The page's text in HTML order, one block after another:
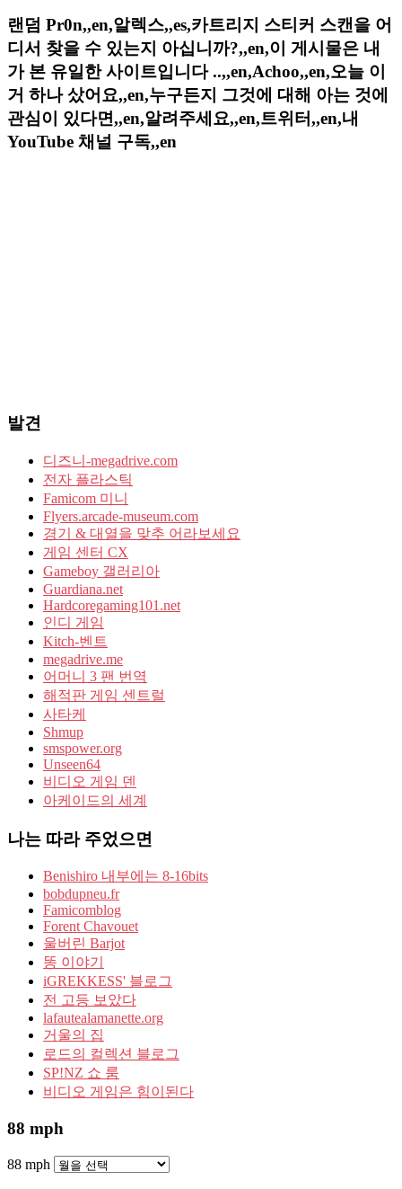
랜덤 Pr0n,,en,알렉스,,es,카트리지 스티커 스캔을 어
디서 찾을 수 있는지 아십니까?,,en,이 게시물은 내
가 본 유일한 사이트입니다 ..,,en,Achoo,,en,오늘 이
거 하나 샀어요,,en,누구든지 그것에 대해 아는 것에
관심이 있다면,,en,알려주세요,,en,트위터,,en,내
YouTube 채널 구독,,en
발견
디즈니-megadrive.com
전자 플라스틱
Famicom 미니
Flyers.arcade-museum.com
경기 & 대열을 맞추 어라보세요
게임 센터 CX
Gameboy 갤러리아
Guardiana.net
Hardcoregaming101.net
인디 게임
Kitch-벤트
megadrive.me
어머니 3 팬 번역
해적판 게임 센트럴
사타케
Shmup
smspower.org
Unseen64
비디오 게임 덴
아케이드의 세계
나는 따라 주었으면
Benishiro 내부에는 8-16bits
bobdupneu.fr
Famicomblog
Forent Chavouet
울버린 Barjot
똥 이야기
iGREKKESS' 블로그
전 고등 보았다
lafautealamanette.org
거울의 집
로드의 컬렉션 블로그
SP!NZ 쇼 룸
비디오 게임은 힘이된다
88 mph
88 mph